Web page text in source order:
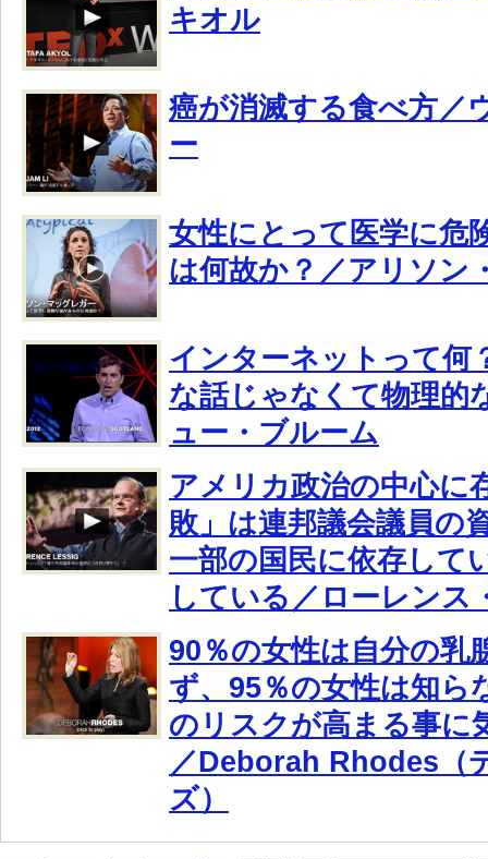
キオル
癌が消滅する食べ方／
ー
女性にとって医学に危
は何故か？／アリソン
インターネットって何
な話じゃなくて物理的
ュー・ブルーム
アメリカ政治の中心に
敗」は連邦議会議員の
一部の国民に依存して
している／ローレンス
90％の女性は自分の乳
ず、95％の女性は知ら
のリスクが高まる事に
／Deborah Rhodes（
ズ）